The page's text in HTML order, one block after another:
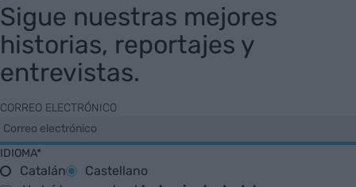
Sigue nuestras mejores
historias, reportajes y
entrevistas.
CORREO ELECTRÓNICO
IDIOMA*
Catalán
Castellano